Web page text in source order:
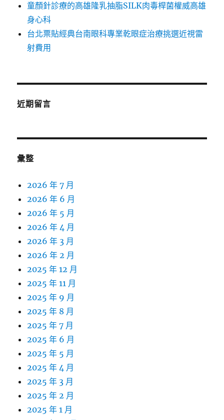
童顏針診療的高雄隆乳抽脂SILK肉毒桿菌權威高雄
身心科
台北票貼經典台南眼科專業乾眼症治療挑選近視雷
射費用
近期留言
彙整
2026 年 7 月
2026 年 6 月
2026 年 5 月
2026 年 4 月
2026 年 3 月
2026 年 2 月
2025 年 12 月
2025 年 11 月
2025 年 9 月
2025 年 8 月
2025 年 7 月
2025 年 6 月
2025 年 5 月
2025 年 4 月
2025 年 3 月
2025 年 2 月
2025 年 1 月